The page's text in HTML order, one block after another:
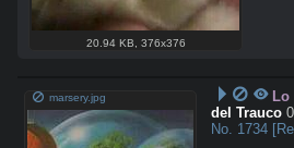
20.94 KB 376x376
marsery.jpg Lo
del Trauco
No. 1734